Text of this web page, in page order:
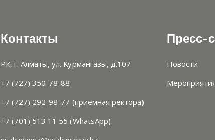
Контакты
РК, г. Алматы, ул. Курмангазы, д.107
+7 (727) 350-78-88
+7 (727) 292-98-77 (приемная ректора)
+7 (701) 513 11 55 (WhatsApp)
Пресс-
Новости